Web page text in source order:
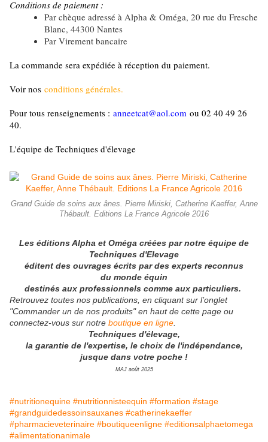
Conditions de paiement :
Par chèque adressé à Alpha & Oméga, 20 rue du Fresche
Blanc, 44300 Nantes
Par Virement bancaire
La commande sera expédiée à réception du paiement.
Voir nos conditions générales.
Pour tous renseignements : anneetcat@aol.com ou 02 40 49 26
40.
L'équipe de Techniques d'élevage
Grand Guide de soins aux ânes. Pierre Miriski, Catherine Kaeffer, Anne
Thébault. Editions La France Agricole 2016
Les éditions Alpha et Oméga créées par notre équipe de
Techniques d'Elevage
éditent des ouvrages écrits par des experts reconnus
du monde équin
destinés aux professionnels comme aux particuliers.
Retrouvez toutes nos publications, en cliquant sur l’onglet
"Commander un de nos produits" en haut de cette page ou
connectez-vous sur notre boutique en ligne
Techniques d'élevage,
la garantie de l'expertise, le choix de l'indépendance,
jusque dans votre poche !
MAJ août 2025
#nutritionequine #nutritionnisteequin #formation #stage
#grandguidedessoinsauxanes #catherinekaeffer
#pharmacieveterinaire #boutiqueenligne #editionsalphaetomega
#alimentationanimale